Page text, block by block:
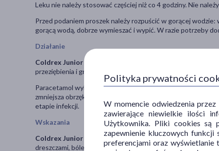
Leku nie należy stosować częściej niż co 4 godziny. Nie
Przed podaniem proszek należy rozpuścić w gorącej
gorącą wodą, dobrze wymieszać i wypić. W razie potrzeby
Działanie
Coldrex Junior C
przeziębienia i grypy.
Paracetamol wykazuje działanie przeciwgorączkowe i
zmniejsza obrzęk, ułatwia oddychanie. Natomiast witamina
etapie infekcji.
Wskazania
Coldrex Junior C
stosuje się do krótkotrwałego,
dreszczami, bólem głowy, bólem gardła, nieżytem nosa
Polityka prywatności
W momencie odwiedzenia
zawierające niewielkie ilości
Użytkownika. Pliki cookies są
zapewnienie kluczowych funkcji
preferencjami oraz wyświetlanie